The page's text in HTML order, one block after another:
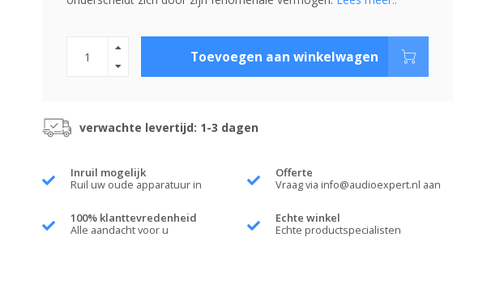
Toevoegen aan winkelwagen
verwachte levertijd: 1-3 dagen
Inruil mogelijk
Ruil uw oude apparatuur in
Offerte
Vraag via info@audioexpert.nl aan
100% klanttevredenheid
Alle aandacht voor u
Echte winkel
Echte productspecialisten